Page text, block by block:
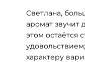
Светлана,
аромат звучит
этом остаётся
характеру